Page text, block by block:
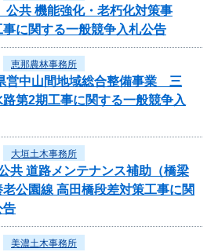
公共 機能強化・老朽化対策事
に関する一般競争入札公告
恵那農林事務所
営中山間地域総合整備事業 三
第2期工事に関する一般競争入
大垣土木事務所
道路メンテナンス補助（橋梁
公園線 高田橋段差対策工事に関
告
美濃土木事務所